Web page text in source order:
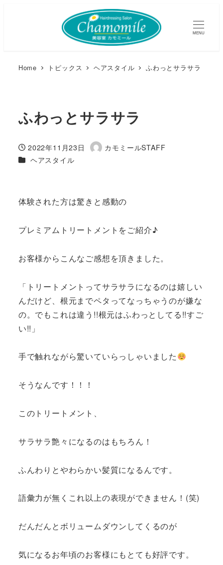
MENU
Home トピックス ヘアスタイル ふわっとサラサラ
ふわっとサラサラ
投稿日
2022年11月23日
著
カモミールSTAFF
カテゴリー
ヘアスタイル
体験された方は驚きと感動の
プレミアムトリートメントをご紹介♪
お客様からこんなご感想を頂きました。
「トリートメントってサラサラになるのは嬉しい
んだけど、根元までペタってなっちゃうのが嫌な
の。でもこれは違う!!根元はふわっとしてる!!すご
い!!」
手で触れながら驚いていらっしゃいました
そうなんです！！！
このトリートメント、
サラサラ艶々になるのはもちろん！
ふんわりとやわらかい髪質になるんです。
語彙力が無くこれ以上の表現ができません！(笑)
だんだんとボリュームダウンしてくるのが
気になるお年頃のお客様にもとても好評です。